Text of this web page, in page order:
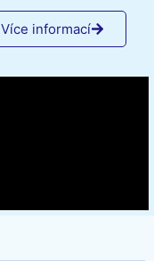
Více informací